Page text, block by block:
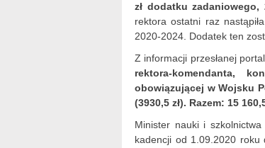
zł dodatku zadaniowego,
rektora ostatni raz
2020-2024. Dodatek ten
Z informacji przesłanej
rektora-komendanta,
obowiązującej w Wojsku
(3930,5 zł). Razem: 15
Minister nauki i
kadencji od 1.09.2020 roku